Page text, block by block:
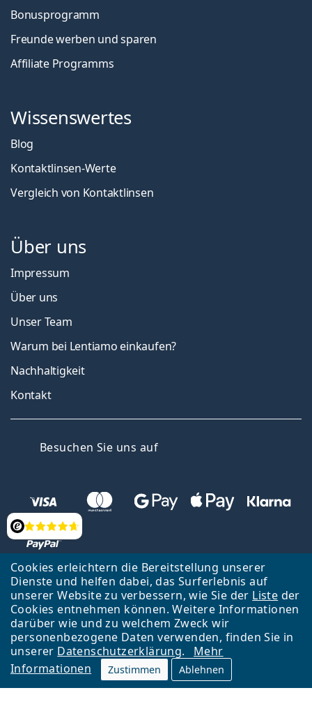
Cookies erleichtern die Bereitstellung unserer
Dienste und helfen dabei, das Surferlebnis auf
unserer Website zu verbessern, wie Sie der Liste der
Cookies entnehmen können. Weitere Informationen
darüber wie und zu welchem Zweck wir
personenbezogene Daten verwenden, finden Sie in
unserer Datenschutzerklärung.
Mehr
Informationen
Zustimmen Ablehnen
Bewertung
Bonusprogramm
Freunde werben und sparen
Affiliate Programms
Wissenswertes
Blog
Kontaktlinsen-Werte
Vergleich von Kontaktlinsen
Über uns
Impressum
Über uns
Unser Team
Warum bei Lentiamo einkaufen?
Nachhaltigkeit
Kontakt
Besuchen Sie uns auf
Zurück zur Hauptseite Nach oben
Français
Lentiamo s.r.o., Tschechien ist Eigentümer und Betreiber des Online-
Shops Lentiamo.ch
Seit 18 Jahren sind wir für Sie da.